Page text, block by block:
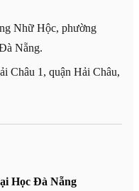
Nhữ Hộc, phường
Nẵng.
Châu 1, quận Hải Châu,
Học Đà Nẵng